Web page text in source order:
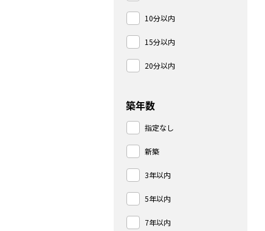
10分以内
15分以内
20分以内
築年数
指定なし
新築
3年以内
5年以内
7年以内